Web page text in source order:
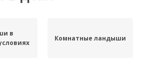
в
Комнатные ландыши